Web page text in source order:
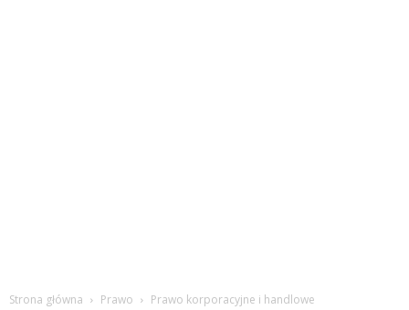
Strona główna Prawo Prawo korporacyjne i handlowe